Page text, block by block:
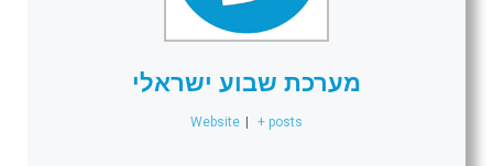
מערכת שבוע ישראלי
Website | + posts